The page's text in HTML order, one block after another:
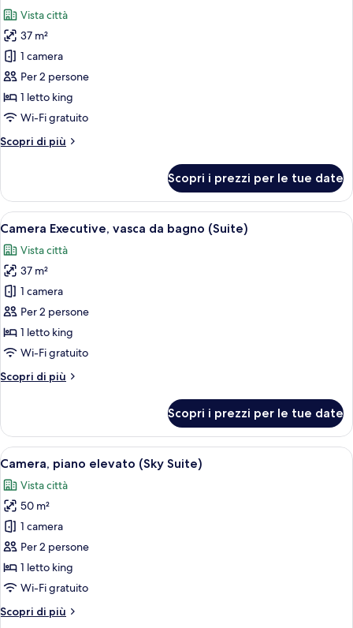
vista
città
le
foto
per
Camera
Senior,
vasca
bagno
Vista città
37 m²
1 camera
Per 2 persone
1 letto king
Wi-Fi gratuito
Scopri di più
Altri
Senior,
vasca
da
(Suite)
Scopri i prezzi per le tue date
Apri
tutte
le
foto
per
Camera
Executive,
vasca
bagno
Un bagno moderno con un ampio
7
Camera Executive, vasca da bagno (Suite)
Vista città
37 m²
1 camera
Per 2 persone
1 letto king
Wi-Fi gratuito
Scopri di più
Altri
Executive,
vasca
da
(Suite)
Scopri i prezzi per le tue date
Apri
tutte
le
foto
per
Camera,
piano
elevato
Suite)
Camera d'albergo con un letto
8
Camera, piano elevato (Sky Suite)
Vista città
50 m²
1 camera
Per 2 persone
1 letto king
Wi-Fi gratuito
Scopri di più
Altri